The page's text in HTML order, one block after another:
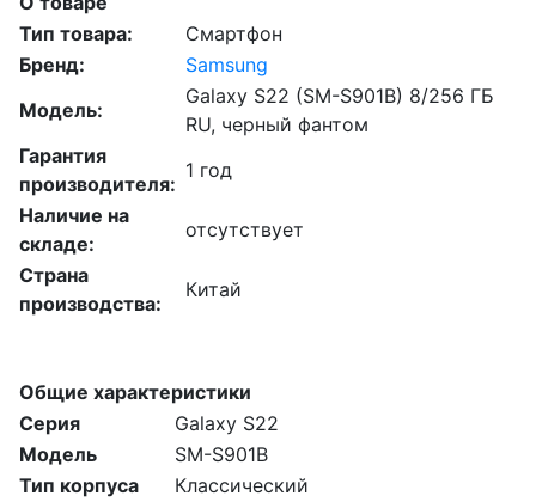
Общие характеристики
Серия
Galaxy S22
Модель
SM-S901B
Тип корпуса
Классический
Тип товара:
Смартфон
Бренд:
Samsung
Модель:
Galaxy S22 (SM-S901B) 8/256 ГБ
RU, черный фантом
Гарантия
производителя:
1 год
Наличие на
складе:
отсутствует
Страна
производства:
Китай